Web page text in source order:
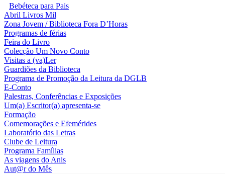
Bebéteca para Pais
Abril Livros Mil
Zona Jovem / Biblioteca Fora D’Horas
Programas de férias
Feira do Livro
Colecção Um Novo Conto
Visitas a (va)Ler
Guardiões da Biblioteca
Programa de Promoção da Leitura da DGLB
E-Conto
Palestras, Conferências e Exposições
Um(a) Escritor(a) apresenta-se
Formação
Comemorações e Efemérides
Laboratório das Letras
Clube de Leitura
Programa Famílias
As viagens do Anis
Aut@r do Mês